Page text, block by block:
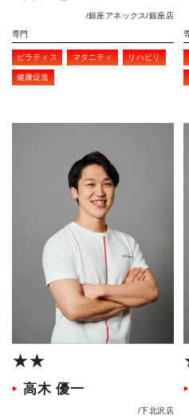
銀座アネックス 銀座店
専門
ピラティス マタニティ リハビリ
健康促進
★★
高木 優一
下北沢店